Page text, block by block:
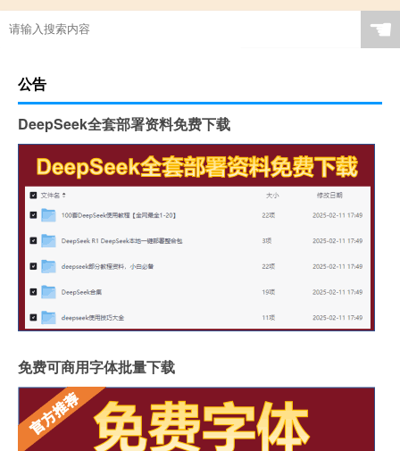
☚
公告
DeepSeek全套部署资料免费下载
免费可商用字体批量下载